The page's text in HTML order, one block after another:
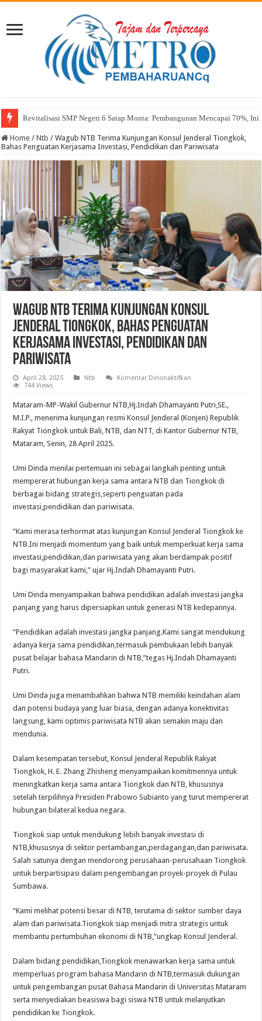
Revitalisasi SMP Negeri 6 Satap Monta: Pembangunan Mencapai 70%,
Home / Ntb / Wagub NTB Terima Kunjungan Konsul Jenderal Tiongkok,
Bahas Penguatan Kerjasama Investasi, Pendidikan dan Pariwisata
Wagub NTB Terima Kunjungan Konsul
Jenderal Tiongkok, Bahas Penguatan
Kerjasama Investasi, Pendidikan dan
Pariwisata
April 28, 2025 Ntb Komentar Dinonaktifkan
Terima
Kunjungan
Konsul
Jenderal
Tiongkok,
Pendidikan
Pariwisata
744 Views
Mataram-MP-Wakil Gubernur NTB,Hj.Indah Dhamayanti Putri,SE.,
M.I.P., menerima kunjungan resmi Konsul Jenderal (Konjen) Republik
Rakyat Tiongkok untuk Bali, NTB, dan NTT, di Kantor Gubernur NTB,
Mataram, Senin, 28 April 2025.
Umi Dinda menilai pertemuan ini sebagai langkah penting untuk
mempererat hubungan kerja sama antara NTB dan Tiongkok di
berbagai bidang strategis,seperti penguatan pada
investasi,pendidikan dan pariwisata.
“Kami merasa terhormat atas kunjungan Konsul Jenderal Tiongkok ke
NTB.Ini menjadi momentum yang baik untuk memperkuat kerja sama
investasi,pendidikan,dan pariwisata yang akan berdampak positif
bagi masyarakat kami,” ujar Hj.Indah Dhamayanti Putri.
Umi Dinda menyampaikan bahwa pendidikan adalah investasi jangka
panjang yang harus dipersiapkan untuk generasi NTB kedepannya.
“Pendidikan adalah investasi jangka panjang.Kami sangat mendukung
adanya kerja sama pendidikan,termasuk pembukaan lebih banyak
pusat belajar bahasa Mandarin di NTB,”tegas Hj.Indah Dhamayanti
Putri.
Umi Dinda juga menambahkan bahwa NTB memiliki keindahan alam
dan potensi budaya yang luar biasa, dengan adanya konektivitas
langsung, kami optimis pariwisata NTB akan semakin maju dan
mendunia.
Dalam kesempatan tersebut, Konsul Jenderal Republik Rakyat
Tiongkok, H. E. Zhang Zhisheng menyampaikan komitmennya untuk
meningkatkan kerja sama antara Tiongkok dan NTB, khususnya
setelah terpilihnya Presiden Prabowo Subianto yang turut mempererat
hubungan bilateral kedua negara.
Tiongkok siap untuk mendukung lebih banyak investasi di
NTB,khususnya di sektor pertambangan,perdagangan,dan pariwisata.
Salah satunya dengan mendorong perusahaan-perusahaan Tiongkok
untuk berpartisipasi dalam pengembangan proyek-proyek di Pulau
Sumbawa.
“Kami melihat potensi besar di NTB, terutama di sektor sumber daya
alam dan pariwisata.Tiongkok siap menjadi mitra strategis untuk
membantu pertumbuhan ekonomi di NTB,”ungkap Konsul Jenderal.
Dalam bidang pendidikan,Tiongkok menawarkan kerja sama untuk
memperluas program bahasa Mandarin di NTB,termasuk dukungan
untuk pengembangan pusat Bahasa Mandarin di Universitas Mataram
serta menyediakan beasiswa bagi siswa NTB untuk melanjutkan
pendidikan ke Tiongkok.